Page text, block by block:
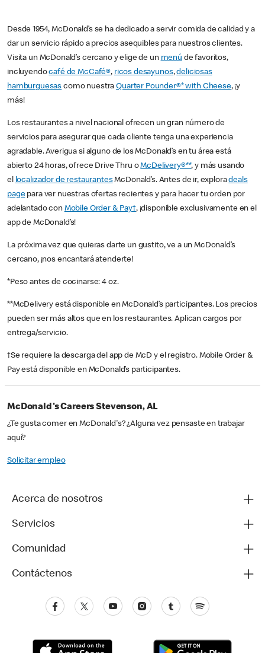
Desde 1954, McDonald’s se ha dedicado a servir comida de calidad y a
dar un servicio rápido a precios asequibles para nuestros clientes.
Visita un McDonald’s cercano y elige de un menú de favoritos,
incluyendocafé de McCafé®, ricos desayunos,deliciosas
hamburguesas como nuestraQuarter Pounder®* with Cheese, ¡y
más!
Los restaurantes a nivel nacional ofrecen un gran número de
servicios para asegurar que cada cliente tenga una experiencia
agradable. Averigua si alguno de los McDonald’s en tu área está
abierto 24 horas, ofrece Drive Thru oMcDelivery®**, y más usando
el localizador de restaurantesMcDonald’s. Antes de ir, exploradeals
pagepara ver nuestras ofertas recientes y para hacer tu orden por
adelantado con Mobile Order & Pay†, ¡disponible exclusivamente en el
app de McDonald’s!
La próxima vez que quieras darte un gustito, ve a un McDonald’s
cercano, ¡nos encantará atenderte!
*Peso antes de cocinarse: 4 oz.
**McDelivery está disponible en McDonald’s participantes. Los precios
pueden ser más altos que en los restaurantes. Aplican cargos por
entrega/servicio.
†Se requiere la descarga del app de McD y el registro. Mobile Order &
Pay está disponible en McDonald’s participantes.
McDonald's Careers Stevenson, AL
¿Te gusta comer en McDonald's? ¿Alguna vez pensaste en trabajar
aquí?
Solicitar empleo
Acerca de nosotros
Servicios
Comunidad
Contáctenos